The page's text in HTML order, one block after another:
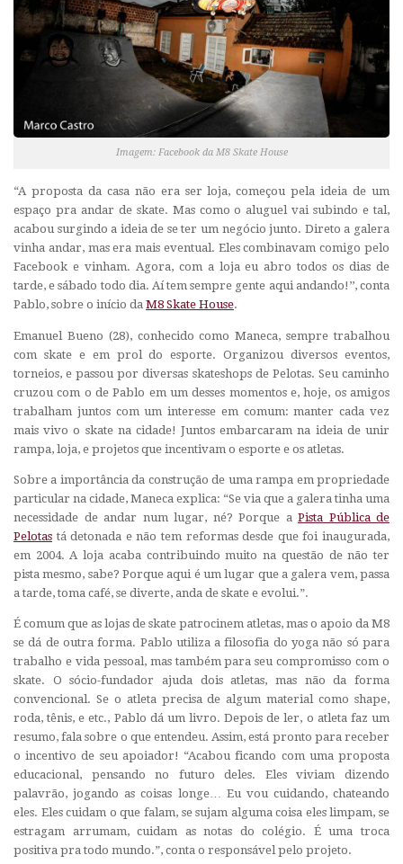
Imagem: Facebook da M8 Skate House
“A proposta da casa não era ser loja, começou pela ideia de um
espaço pra andar de skate. Mas como o aluguel vai subindo e tal,
acabou surgindo a ideia de se ter um negócio junto. Direto a galera
vinha andar, mas era mais eventual. Eles combinavam comigo pelo
Facebook e vinham. Agora, com a loja eu abro todos os dias de
tarde, e sábado todo dia. Aí tem sempre gente aqui andando!’’, conta
Pablo, sobre o início da M8 Skate House.
Emanuel Bueno (28), conhecido comoManeca, sempre trabalhou
com skate e em prol do esporte. Organizou diversos eventos,
torneios, e passou por diversas skateshopsde Pelotas. Seu caminho
cruzou com o de Pablo em um desses momentos e, hoje, os amigos
trabalham juntos com um interesse em comum: manter cada vez
mais vivo o skate na cidade! Juntos embarcaram na ideia de unir
rampa, loja, e projetos que incentivam o esporte e os atletas.
Sobre a importância da construção de uma rampa em propriedade
particular na cidade, Maneca explica: “Se via que a galera tinha uma
necessidade de andar num lugar, né? Porque a Pista Pública de
Pelotas tá detonada e não tem reformas desde que foi inaugurada,
em 2004. A loja acaba contribuindo muito na questão de não ter
pista mesmo, sabe? Porque aqui é um lugar que a galera vem, passa
a tarde, toma café, se diverte, anda de skate e evolui.”.
É comum que as lojas de skate patrocinem atletas, mas o apoio da M8
se dá de outra forma. Pablo utiliza a filosofia do yoga não só para
trabalho e vida pessoal, mas também para seu compromisso com o
skate. O sócio-fundador ajuda dois atletas, mas não da forma
convencional. Se o atleta precisa de algum material como shape,
roda, tênis, e etc., Pablo dá um livro. Depois de ler, o atleta faz um
resumo, fala sobre o que entendeu. Assim, está pronto para receber
o incentivo de seu apoiador! “Acabou ficando com uma proposta
educacional, pensando no futuro deles. Eles viviam dizendo
palavrão, jogando as coisas longe… Eu vou cuidando, chateando
eles. Eles cuidam o que falam, se sujam alguma coisa eles limpam, se
estragam arrumam, cuidam as notas do colégio. É uma troca
positiva pra todo mundo.”, conta o responsável pelo projeto.